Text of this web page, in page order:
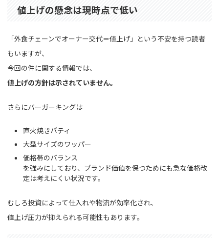
値上げの懸念は現時点で低い
「外食チェーンでオーナー交代＝値上げ」という不安を持つ読者
もいますが、
今回の件に関する情報では、
値上げの方針は示されていません。
さらにバーガーキングは
直火焼きパティ
大型サイズのワッパー
価格帯のバランス
を強みにしており、ブランド価値を保つためにも急な価格改
定は考えにくい状況です。
むしろ投資によって仕入れや物流が効率化され、
値上げ圧力が抑えられる可能性もあります。